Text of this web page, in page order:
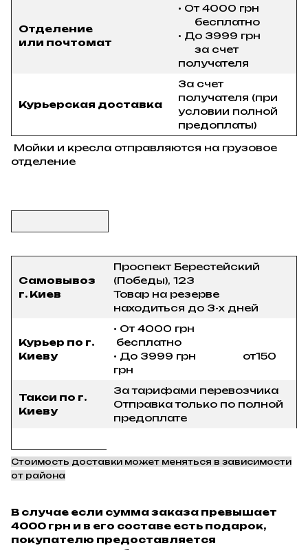
Отделение
или почтомат
• От 4000 грн
бесплатно
• До 3999 грн
за счет
получателя
Курьерская доставка
За счет
получателя (при
условии полной
предоплаты)
Мойки и кресла отправляются на грузовое
отделение
Самовывоз
г. Киев
Проспект Берестейский
(Победы), 123
Товар на резерве
находиться до 3-х дней
Курьер по г.
Киеву
• От 4000 грн
бесплатно
• До 3999 грн от150
грн
Такси по г.
Киеву
За тарифами перевозчика
Отправка только по полной
предоплате
Стоимость доставки может меняться в зависимости
от района
В случае если сумма заказа превышает
4000 грн и в его составе есть подарок,
покупателю предоставляется